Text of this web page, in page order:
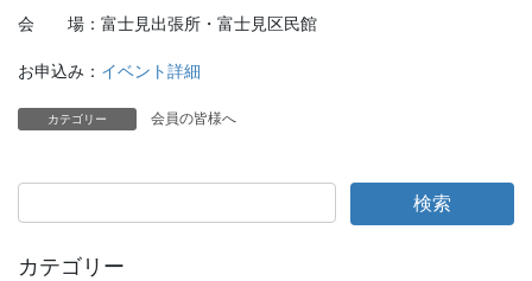
会 場：富士見出張所・富士見区民館
お申込み： イベント詳細
カテゴリー 会員の皆様へ
カテゴリー